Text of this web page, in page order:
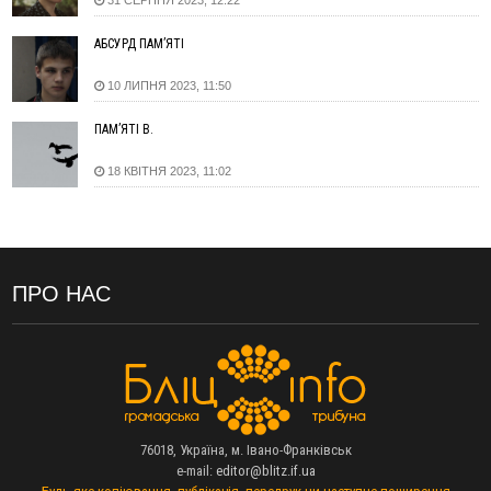
11:45
У Надвірній п'яна жінка побила малолітнього хлопчика: суд
призначив штраф і 30 тисяч компенсації
11:17
У басейні Дністра встановилася гідрологічна посуха - рівні
води наблизилися до найнижчих показників
11:09
У Бурштині поблизу АЗС сталася масова бійка, поліція
з'ясовує обставини
ФОП із Житомира після купівлі права вимоги за 120
тисяч позивається до Франківська на понад 20 млн грн
05 Серпня
На лінії зіткнення загинув керівник пошукового загону
"Плацдарм" Олексій Юков
СБС за дві доби уразили 13 енергооб'єктів на окупованих
Українці подали рекордну кількість заяв до університетів.
Які спеціальності обирають
АБСУРД ПАМ’ЯТІ
10 ЛИПНЯ 2023, 11:50
ПАМ’ЯТІ В.
18 КВІТНЯ 2023, 11:02
ПРО НАС
76018, Україна, м. Івано-Франківськ
e-mail: editor@blitz.if.ua